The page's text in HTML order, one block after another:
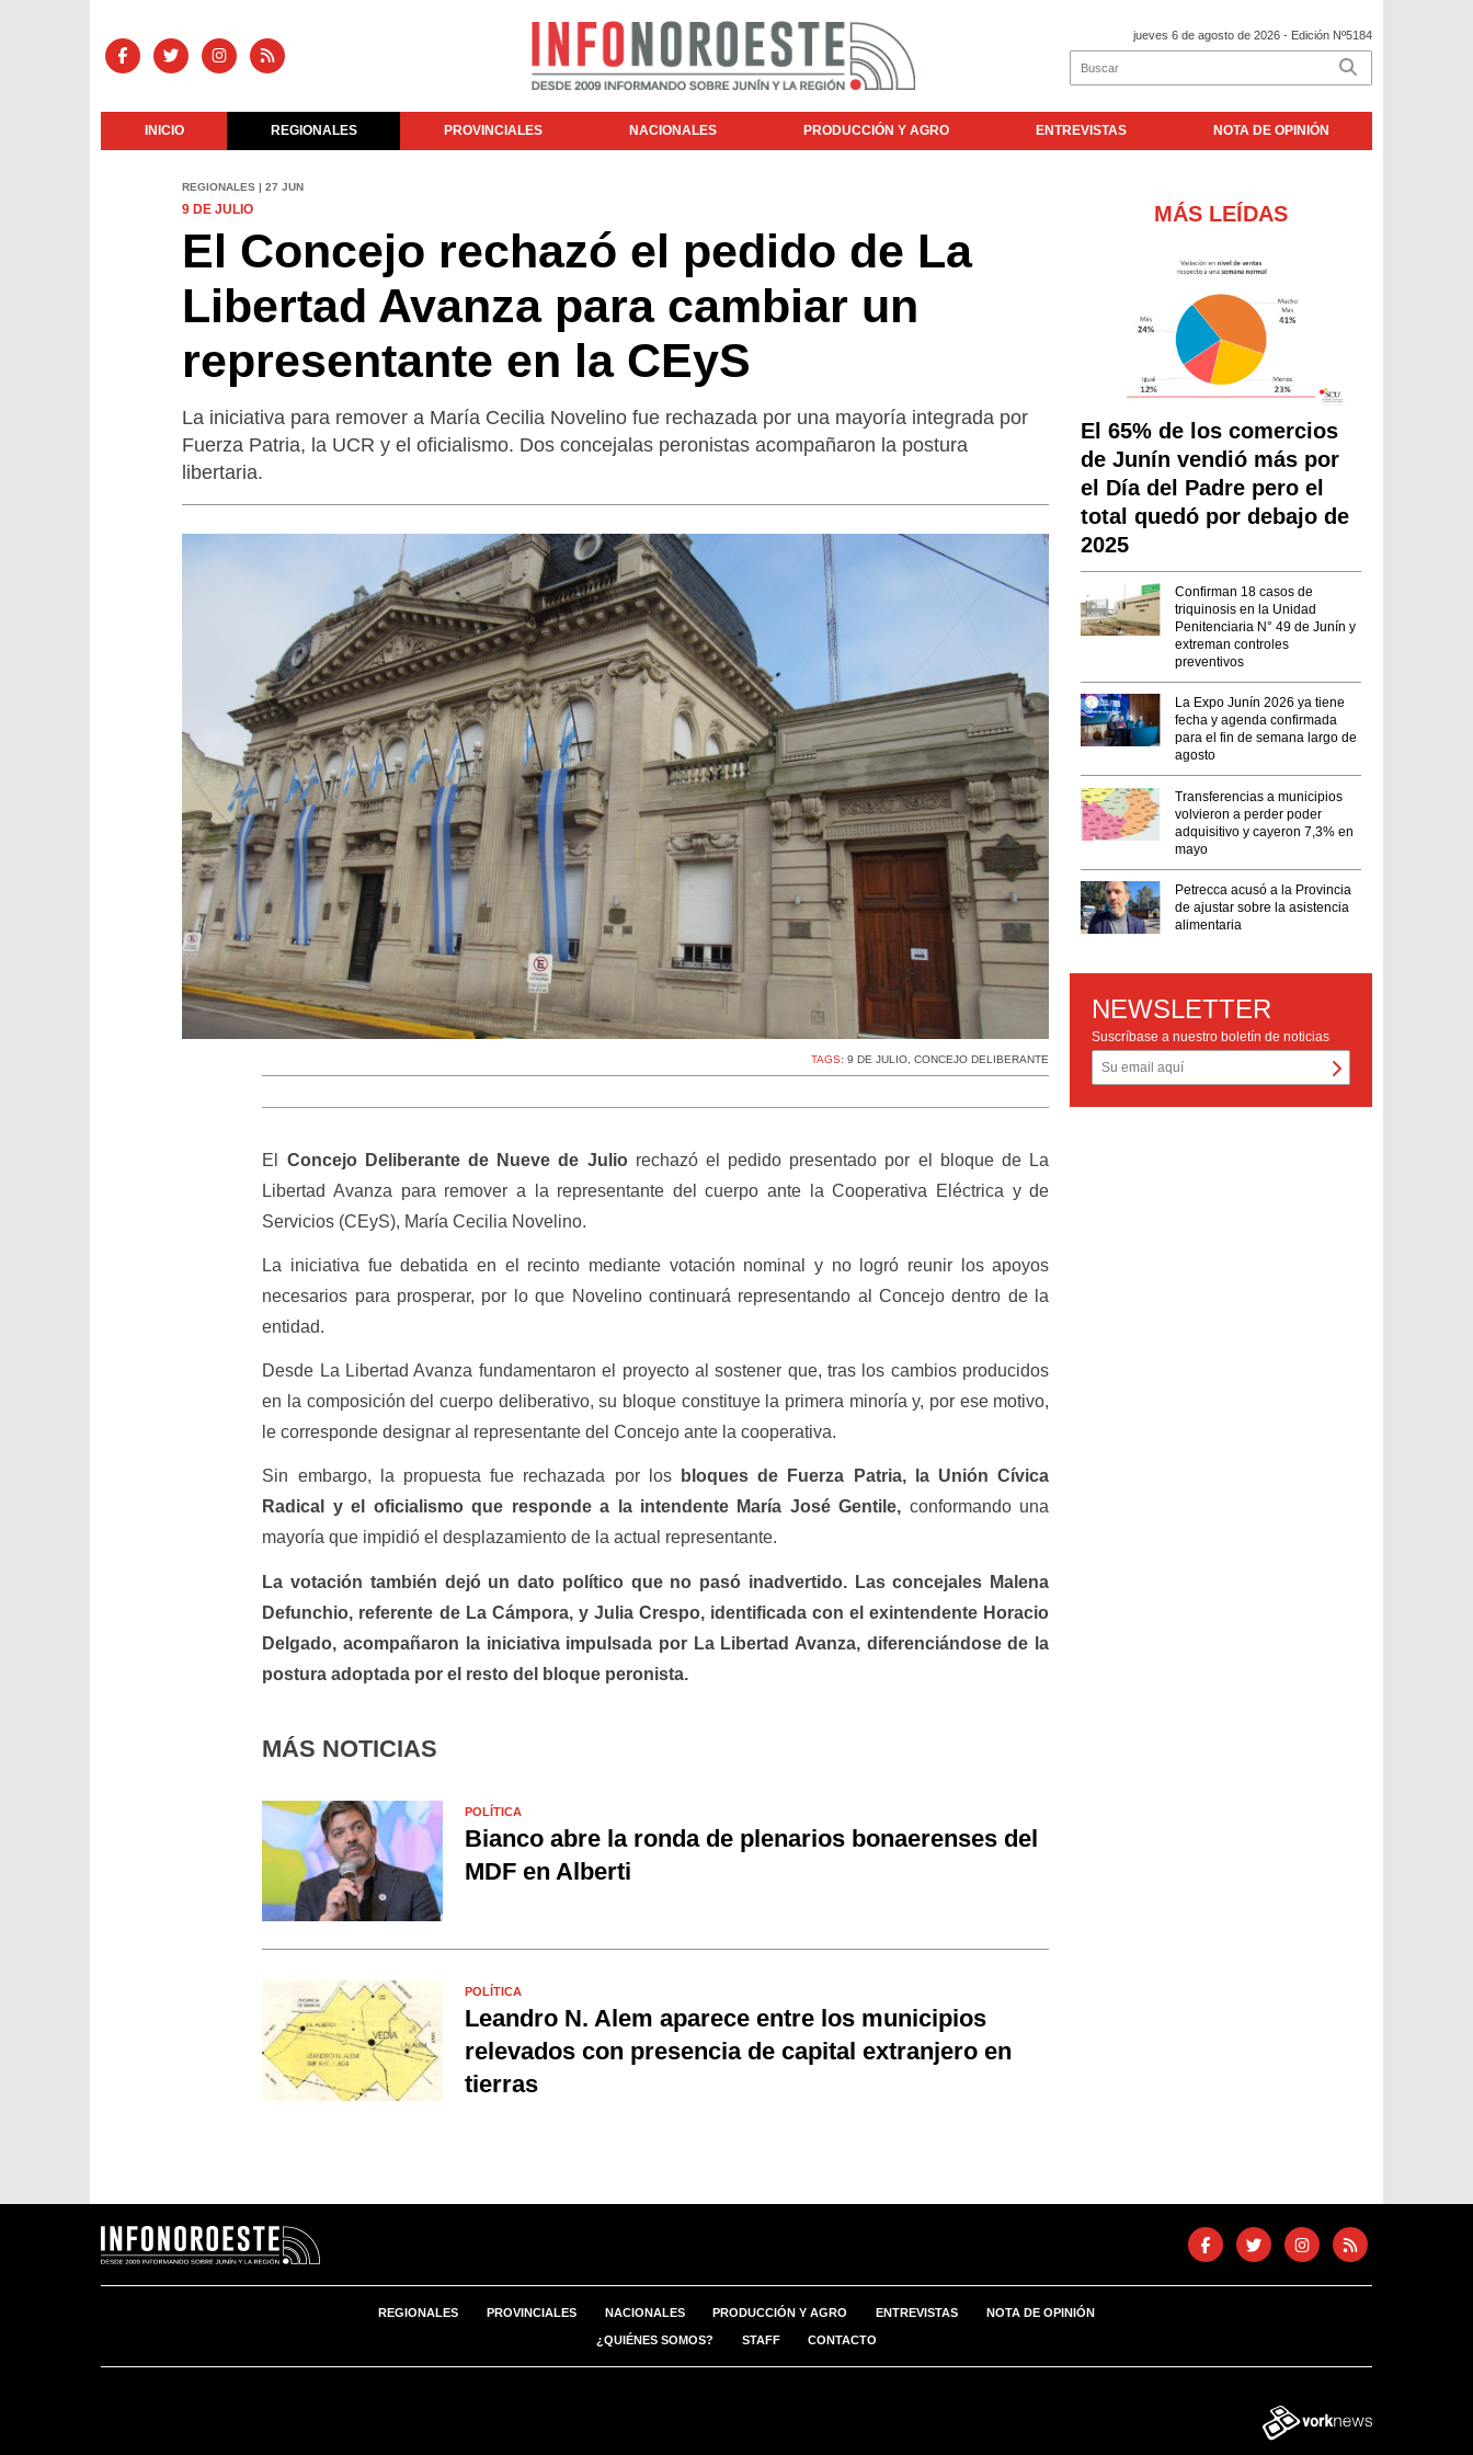
jueves 6 de agosto de 2026 - Edición Nº5184
INICIO REGIONALES PROVINCIALES NACIONALES PRODUCCIÓN Y AGRO ENTREVISTAS NOTA DE OPINIÓN
REGIONALES | 27 JUN
9 DE JULIO
El Concejo rechazó el pedido de La
Libertad Avanza para cambiar un
representante en la CEyS
La iniciativa para remover a María Cecilia Novelino fue rechazada por una mayoría integrada por
Fuerza Patria, la UCR y el oficialismo. Dos concejalas peronistas acompañaron la postura
libertaria.
TAGS:9 DE JULIO ,CONCEJO DELIBERANTE
El Concejo Deliberante de Nueve de Julio rechazó el pedido presentado por el bloque de La
Libertad Avanza para remover a la representante del cuerpo ante la Cooperativa Eléctrica y de
Servicios (CEyS), María Cecilia Novelino.
La iniciativa fue debatida en el recinto mediante votación nominal y no logró reunir los apoyos
necesarios para prosperar, por lo que Novelino continuará representando al Concejo dentro de la
entidad.
Desde La Libertad Avanza fundamentaron el proyecto al sostener que, tras los cambios producidos
en la composición del cuerpo deliberativo, su bloque constituye la primera minoría y, por ese motivo,
le corresponde designar al representante del Concejo ante la cooperativa.
Sin embargo, la propuesta fue rechazada por los
bloques de Fuerza Patria, la Unión Cívica
Radical y el oficialismo que responde a la intendente María José Gentile, conformando una
mayoría que impidió el desplazamiento de la actual representante.
La votación también dejó un dato político que no pasó inadvertido. Las concejales Malena
Defunchio, referente de La Cámpora, y Julia Crespo, identificada con el exintendente Horacio
Delgado, acompañaron la iniciativa impulsada por La Libertad Avanza, diferenciándose de la
postura adoptada por el resto del bloque peronista.
MÁS NOTICIAS
POLÍTICA
Bianco abre la ronda de plenarios bonaerenses del
MDF en Alberti
POLÍTICA
Leandro N. Alem aparece entre los municipios
relevados con presencia de capital extranjero en
tierras
MÁS LEÍDAS
El 65% de los comercios
de Junín vendió más por
el Día del Padre pero el
total quedó por debajo de
2025
Confirman 18 casos de
triquinosis en la Unidad
Penitenciaria N° 49 de Junín y
extreman controles
preventivos
La Expo Junín 2026 ya tiene
fecha y agenda confirmada
para el fin de semana largo de
agosto
Transferencias a municipios
volvieron a perder poder
adquisitivo y cayeron 7,3% en
mayo
Petrecca acusó a la Provincia
de ajustar sobre la asistencia
alimentaria
NEWSLETTER
Suscríbase a nuestro boletín de noticias
REGIONALES PROVINCIALES NACIONALES PRODUCCIÓN Y AGRO ENTREVISTAS NOTA DE OPINIÓN
¿QUIÉNES SOMOS? STAFF CONTACTO